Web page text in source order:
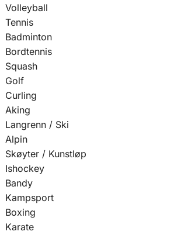
Volleyball
Tennis
Badminton
Bordtennis
Squash
Golf
Curling
Aking
Langrenn / Ski
Alpin
Skøyter / Kunstløp
Ishockey
Bandy
Kampsport
Boxing
Karate